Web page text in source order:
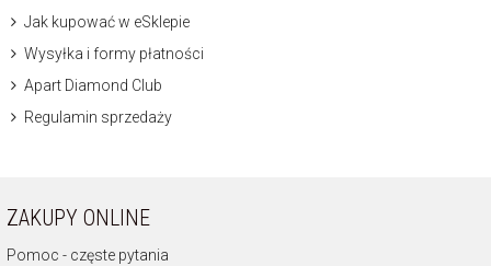
Jak kupować w eSklepie
Wysyłka i formy płatności
Apart Diamond Club
Regulamin sprzedaży
ZAKUPY ONLINE
Pomoc - częste pytania